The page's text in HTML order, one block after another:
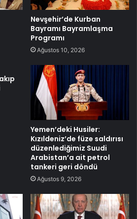
Nevşehir’de Kurban
Bayramı Bayramlaşma
Programı
Ağustos 10, 2026
Yemen’deki Husiler:
Kızıldeniz’de füze saldırısı
düzenlediğimiz Suudi
Arabistan’a ait petrol
tankeri geri döndü
Ağustos 9, 2026